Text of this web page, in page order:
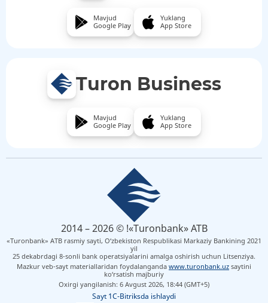
Mavjud
Google Play
Yuklang
App Store
Turon Business
Mavjud
Google Play
Yuklang
App Store
2014 – 2026 © !«Turonbank» ATB
«Turonbank» ATB rasmiy sayti, O‘zbekiston Respublikasi Markaziy Bankining 2021
yil
25 dekabrdagi 8-sonli bank operatsiyalarini amalga oshirish uchun Litsenziya.
Mazkur veb-sayt materiallaridan foydalanganda www.turonbank.uz saytini
ko‘rsatish majburiy
Oxirgi yangilanish: 6 Avgust 2026, 18:44 (GMT+5)
Sayt 1C-Bitriksda ishlaydi